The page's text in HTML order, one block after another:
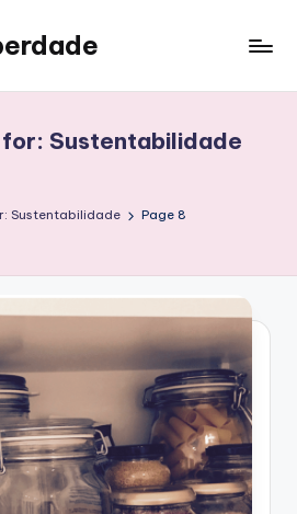
Sustentabilidade
Sustentabilidade Page 8